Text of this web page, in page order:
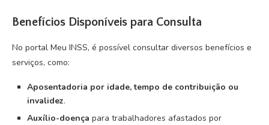
Benefícios Disponíveis para Consulta
No portal Meu INSS, é possível consultar diversos benefícios e
serviços, como:
Aposentadoria por idade, tempo de contribuição ou
invalidez.
Auxílio-doença para trabalhadores afastados por